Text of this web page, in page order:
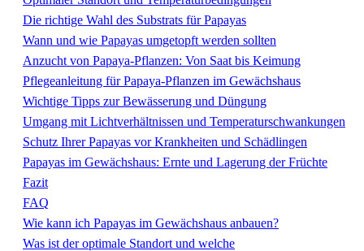
Die richtige Wahl des Substrats für Papayas
Wann und wie Papayas umgetopft werden sollten
Anzucht von Papaya-Pflanzen: Von Saat bis Keimung
Pflegeanleitung für Papaya-Pflanzen im Gewächshaus
Wichtige Tipps zur Bewässerung und Düngung
Umgang mit Lichtverhältnissen und Temperaturschwankungen
Schutz Ihrer Papayas vor Krankheiten und Schädlingen
Papayas im Gewächshaus: Ernte und Lagerung der Früchte
Fazit
FAQ
Wie kann ich Papayas im Gewächshaus anbauen?
Was ist der optimale Standort und welche